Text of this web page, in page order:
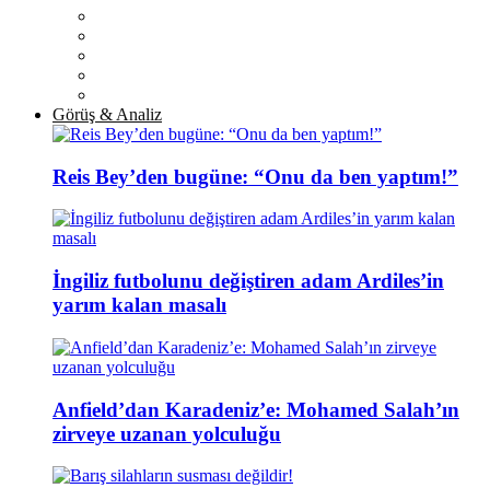
Görüş & Analiz
Reis Bey’den bugüne: “Onu da ben yaptım!”
İngiliz futbolunu değiştiren adam Ardiles’in
yarım kalan masalı
Anfield’dan Karadeniz’e: Mohamed Salah’ın
zirveye uzanan yolculuğu